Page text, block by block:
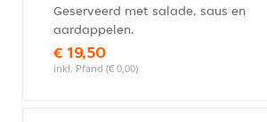
Geserveerd met salade, saus en
aardappelen.
€ 19,50
inkl. Pfand (€ 0,00)